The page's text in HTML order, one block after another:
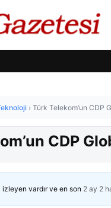
› Türk Telekom’un CDP
CDP
izleyen vardır ve en son 2 ay 2